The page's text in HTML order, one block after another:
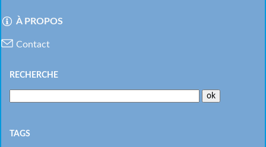
Menu
À PROPOS
Contact
RECHERCHE
TAGS